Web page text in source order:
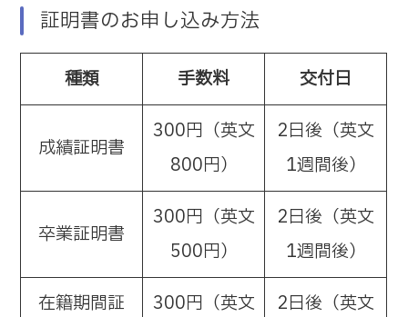
証明書のお申し込み方法
種類 手数料 交付日
成績証明書
300円（英文
800円）
2日後（英文
1週間後）
卒業証明書
300円（英文
500円）
2日後（英文
1週間後）
在籍期間証
300円（英文
2日後（英文